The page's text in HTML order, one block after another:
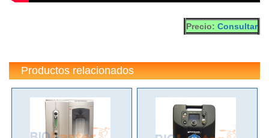
Precio: Consultar
Productos relacionados